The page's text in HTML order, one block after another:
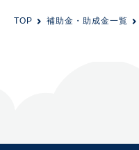
TOP 補助金・助成金一覧